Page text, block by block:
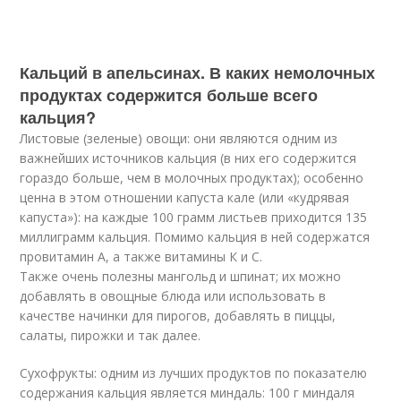
Кальций в апельсинах. В каких немолочных
продуктах содержится больше всего
кальция?
Листовые (зеленые) овощи: они являются одним из
важнейших источников кальция (в них его содержится
гораздо больше, чем в молочных продуктах); особенно
ценна в этом отношении капуста кале (или «кудрявая
капуста»): на каждые 100 грамм листьев приходится 135
миллиграмм кальция. Помимо кальция в ней содержатся
провитамин А, а также витамины К и С.
Также очень полезны мангольд и шпинат; их можно
добавлять в овощные блюда или использовать в
качестве начинки для пирогов, добавлять в пиццы,
салаты, пирожки и так далее.
Сухофрукты: одним из лучших продуктов по показателю
содержания кальция является миндаль: 100 г миндаля